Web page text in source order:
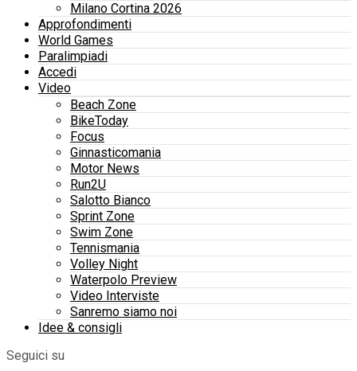
Milano Cortina 2026
Approfondimenti
World Games
Paralimpiadi
Accedi
Video
Beach Zone
BikeToday
Focus
Ginnasticomania
Motor News
Run2U
Salotto Bianco
Sprint Zone
Swim Zone
Tennismania
Volley Night
Waterpolo Preview
Video Interviste
Sanremo siamo noi
Idee & consigli
Seguici su